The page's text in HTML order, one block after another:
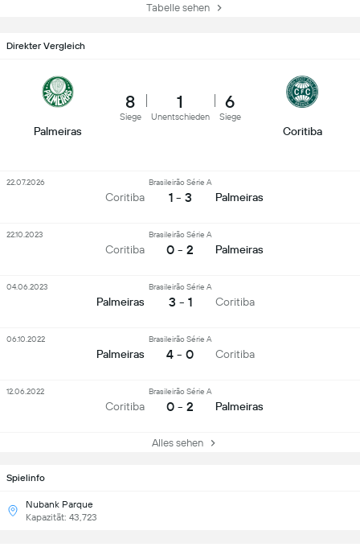
Tabelle sehen
Spielinfo
Nubank Parque
Kapazität: 43,723
Direkter Vergleich
Palmeiras
8
Siege
1
Unentschieden
6
Siege
Coritiba
Coritiba
Brasileirão Série A
1 - 3 Palmeiras
22.07.2026
Coritiba
Brasileirão Série A
0 - 2 Palmeiras
22.10.2023
Palmeiras
Brasileirão Série A
3 - 1 Coritiba
04.06.2023
Palmeiras
Brasileirão Série A
4 - 0 Coritiba
06.10.2022
Coritiba
Brasileirão Série A
0 - 2 Palmeiras
12.06.2022
Alles sehen